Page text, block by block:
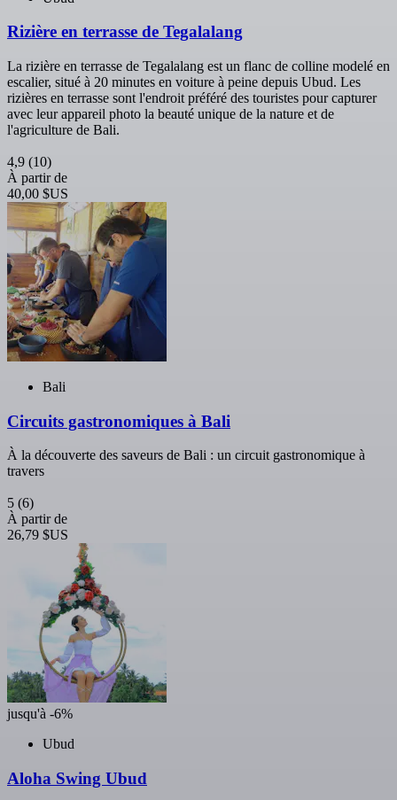
Rizière en terrasse de Tegalalang
La rizière en terrasse de Tegalalang est un flanc de colline modelé en
escalier, situé à 20 minutes en voiture à peine depuis Ubud. Les
rizières en terrasse sont l'endroit préféré des touristes pour capturer
avec leur appareil photo la beauté unique de la nature et de
l'agriculture de Bali.
4,9 (10)
À partir de
40,00 $US
Bali
Circuits gastronomiques à Bali
À la découverte des saveurs de Bali : un circuit gastronomique à
travers
5 (6)
À partir de
26,79 $US
jusqu'à -6%
Ubud
Aloha Swing Ubud